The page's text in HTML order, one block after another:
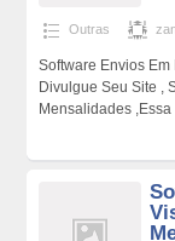
Outras
Software Envios
Divulgue Seu Site ,
Mensalidades